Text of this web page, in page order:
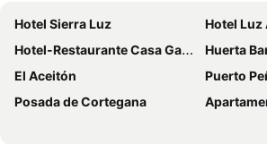
Hotel Sierra Luz
Hotel Luz
Hotel-Restaurante Casa García Almonaster La Real
Huerta
El Aceitón
Puerto
Posada de Cortegana